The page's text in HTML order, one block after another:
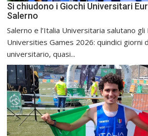
Si chiudono i Giochi Universitari
Salerno
Salerno e l’Italia Universitaria salutano gli
Universities Games 2026: quindici giorni
universitario, quasi...